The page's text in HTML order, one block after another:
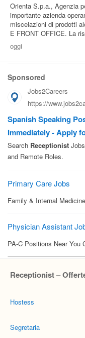
Orienta S.p.a., Agenzia
importante azienda
miscelazioni di prodotti
E FRONT OFFICE. La
oggi
Receptionist –
Hostess
Segretaria